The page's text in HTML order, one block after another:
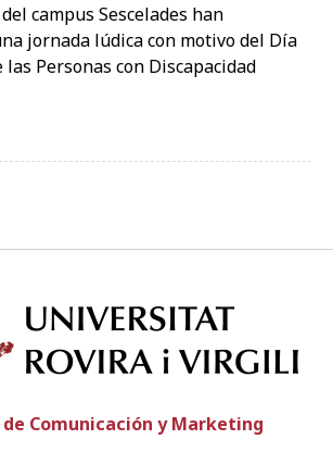
campus Sescelades han
jornada lúdica con motivo del Día
Personas con Discapacidad
Comunicación y Marketing